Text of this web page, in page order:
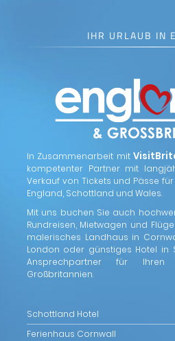
IHR URLAUB IN
In Zusammenarbeit mit
kompetenter Partner mit
Verkauf von Tickets und Pässe
England, Schottland und Wales.
Mit uns buchen Sie auch
Rundreisen, Mietwagen und
malerisches Landhaus in
London oder günstiges Hotel
Ansprechpartner für
Großbritannien.
Schottland Hotel
Ferienhaus Cornwall